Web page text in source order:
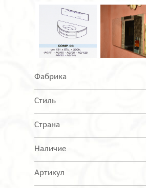
Фабрика
Стиль
Страна
Наличие
Артикул